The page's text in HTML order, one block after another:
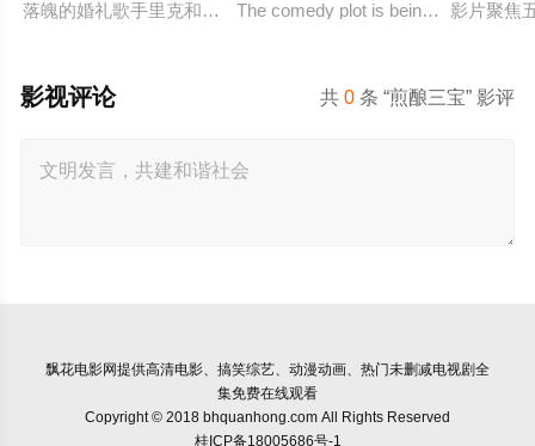
落魄的婚礼歌手里克和同样落魄的男团前成员丹尼在一场表演
The comedy plot is being kept under
影片聚焦
共0 条 “煎酿三宝” 影评
影视评论
飘花电影网提供高清电影、搞笑综艺、动漫动画、热门未删减电视剧全
集免费在线观看
Copyright © 2018 bhquanhong.com All Rights Reserved
桂ICP备18005686号-1